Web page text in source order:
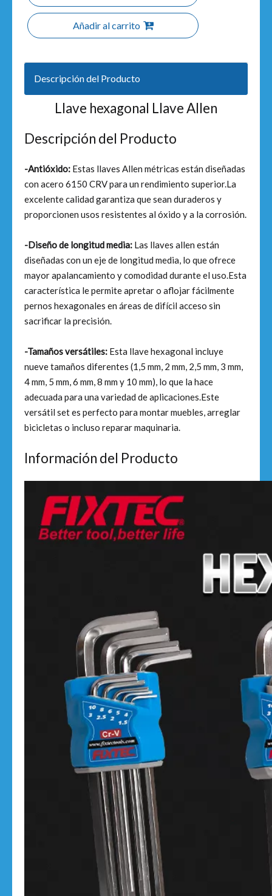
Añadir al carrito
Descripción del Producto
Llave hexagonal Llave Allen
Descripción del Producto
-Antióxido: Estas llaves Allen métricas están diseñadas
con acero 6150 CRV para un rendimiento superior.La
excelente calidad garantiza que sean duraderos y
proporcionen usos resistentes al óxido y a la corrosión.
-Diseño de longitud media: Las llaves allen están
diseñadas con un eje de longitud media, lo que ofrece
mayor apalancamiento y comodidad durante el uso.Esta
característica le permite apretar o aflojar fácilmente
pernos hexagonales en áreas de difícil acceso sin
sacrificar la precisión.
-Tamaños versátiles: Esta llave hexagonal incluye
nueve tamaños diferentes (1,5 mm, 2 mm, 2,5 mm, 3 mm,
4 mm, 5 mm, 6 mm, 8 mm y 10 mm), lo que la hace
adecuada para una variedad de aplicaciones.Este
versátil set es perfecto para montar muebles, arreglar
bicicletas o incluso reparar maquinaria.
Información del Producto